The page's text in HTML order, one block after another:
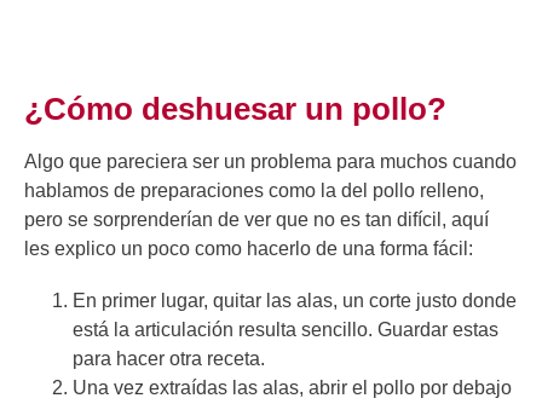
¿Cómo deshuesar un pollo?
Algo que pareciera ser un problema para muchos cuando
hablamos de preparaciones como la del pollo relleno,
pero se sorprenderían de ver que no es tan difícil, aquí
les explico un poco como hacerlo de una forma fácil:
En primer lugar, quitar las alas, un corte justo donde
está la articulación resulta sencillo. Guardar estas
para hacer otra receta.
Una vez extraídas las alas, abrir el pollo por debajo